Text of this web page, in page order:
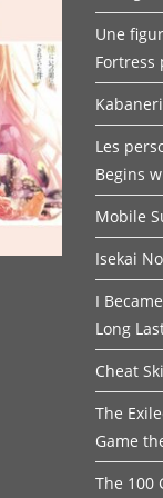
Une
Les
Begins
Mobile
Isekai
I
Long
Cheat
The
Game
The 100